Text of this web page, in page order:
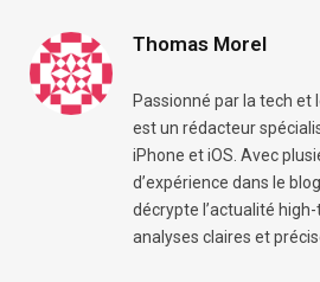
Thomas Morel
Passionné par la tech et
est un rédacteur
iPhone et iOS. Avec
d’expérience dans le
décrypte l’actualité
analyses claires et